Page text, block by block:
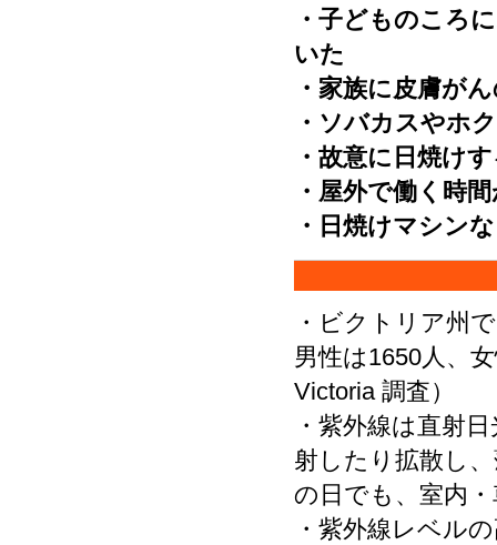
・子どものころ
いた
・家族に皮膚が
・ソバカスやホ
・故意に日焼け
・屋外で働く時
・日焼けマシン
・ビクトリア州
男性は1650人、
Victoria 調査）
・紫外線は直射
射したり拡散し
の日でも、室内
・紫外線レベル